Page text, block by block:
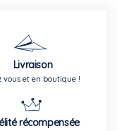
Livraison
vous et en boutique !
récompensée